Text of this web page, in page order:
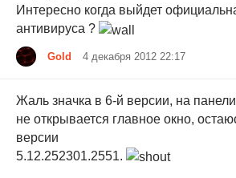
Интересно когда выйдет
антивируса ?
Gold 4 декабря 2012 22:17
Жаль значка в 6-й версии, на
не открывается главное окно,
версии
5.12.252301.2551.